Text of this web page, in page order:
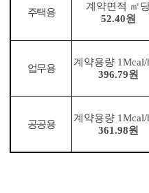
주택용
계약면적 ㎡
52.40원
업무용
계약용량 1Mcal/
396.79원
공공용
계약용량 1Mcal/
361.98원